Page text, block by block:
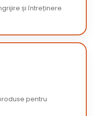
și întreținere
pentru